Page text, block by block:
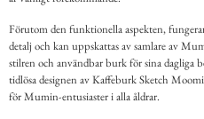
Förutom den funktionella aspekten,
detalj och kan uppskattas av samlare av
stilren och användbar burk för sina dagliga
tidlösa designen av Kaffeburk Sketch
för Mumin-entusiaster i alla åldrar.